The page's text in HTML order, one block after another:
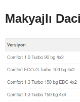
Makyajlı